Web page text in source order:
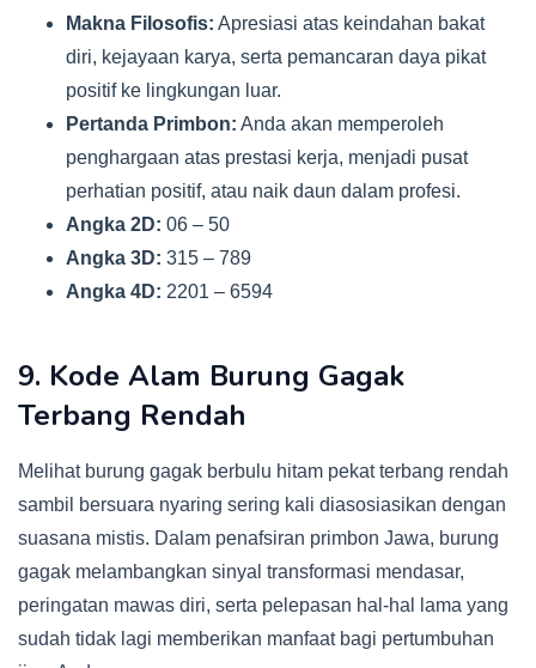
Makna Filosofis: Apresiasi atas keindahan bakat
diri, kejayaan karya, serta pemancaran daya pikat
positif ke lingkungan luar.
Pertanda Primbon: Anda akan memperoleh
penghargaan atas prestasi kerja, menjadi pusat
perhatian positif, atau naik daun dalam profesi.
Angka 2D: 06 – 50
Angka 3D: 315 – 789
Angka 4D: 2201 – 6594
9. Kode Alam Burung Gagak
Terbang Rendah
Melihat burung gagak berbulu hitam pekat terbang rendah
sambil bersuara nyaring sering kali diasosiasikan dengan
suasana mistis. Dalam penafsiran primbon Jawa, burung
gagak melambangkan sinyal transformasi mendasar,
peringatan mawas diri, serta pelepasan hal-hal lama yang
sudah tidak lagi memberikan manfaat bagi pertumbuhan